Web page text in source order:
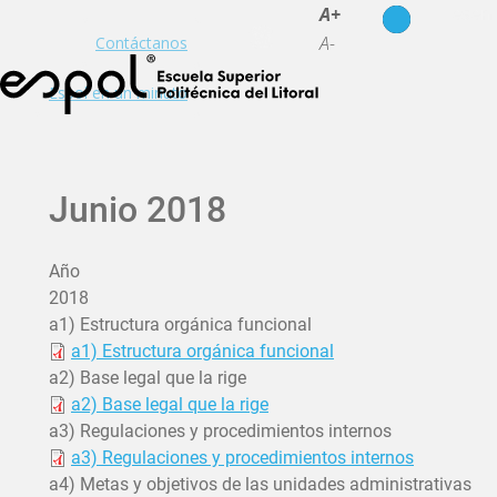
Contáctanos
Espol en un minuto
A+
A-
Junio 2018
Año
2018
a1) Estructura orgánica funcional
a1) Estructura orgánica funcional
a2) Base legal que la rige
a2) Base legal que la rige
a3) Regulaciones y procedimientos internos
a3) Regulaciones y procedimientos internos
a4) Metas y objetivos de las unidades administrativas